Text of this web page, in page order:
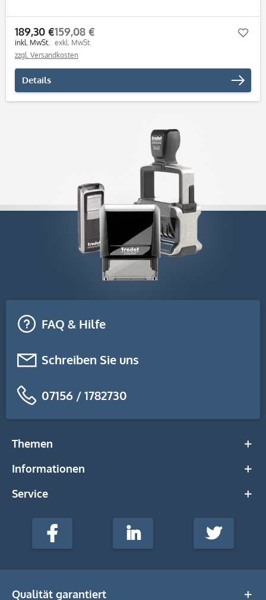
189,30 €
inkl. MwSt.
159,08 €
exkl. MwSt.
zzgl. Versandkosten
Details
FAQ & Hilfe
Schreiben Sie uns
07156 / 1782730
Themen
Informationen
Service
stempel-
Media
Facebook LinkedIn Twitter
Qualität garantiert